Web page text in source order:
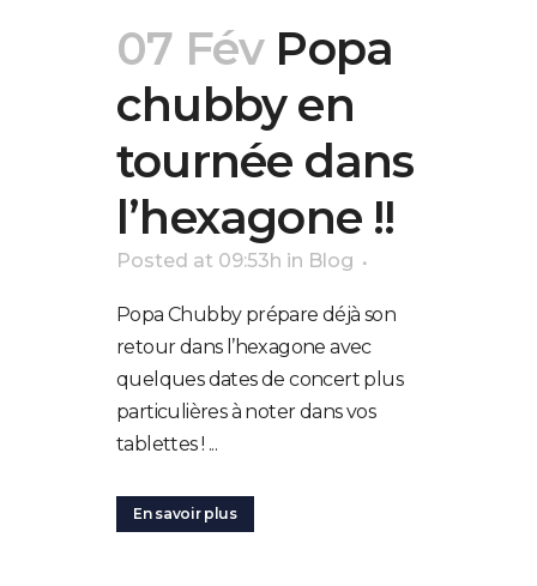
07 Fév Popa
chubby en
tournée dans
l’hexagone !!
Posted at 09:53h in Blog
Popa Chubby prépare déjà son
retour dans l’hexagone avec
quelques dates de concert plus
particulières à noter dans vos
tablettes ! ...
En savoir plus